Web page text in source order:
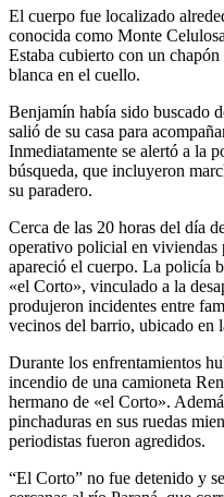
El cuerpo fue localizado
conocida como Monte
Estaba cubierto con un
blanca en el cuello.
Benjamín había sido buscado
salió de su casa para
Inmediatamente se alertó a la
búsqueda, que incluyeron
su paradero.
Cerca de las 20 horas del día
operativo policial en viviendas
apareció el cuerpo. La policía
«el Corto», vinculado a la
produjeron incidentes entre
vecinos del barrio, ubicado en
Durante los enfrentamientos
incendio de una camioneta
hermano de «el Corto».
pinchaduras en sus ruedas
periodistas fueron agredidos.
“El Corto” no fue detenido y